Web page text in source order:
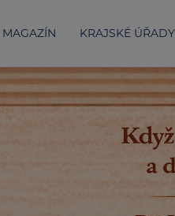
MAGAZÍN KRAJSKÉ ÚŘADY